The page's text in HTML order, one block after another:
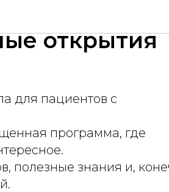
открытия
для пациентов с
программа, где
полезные знания и,